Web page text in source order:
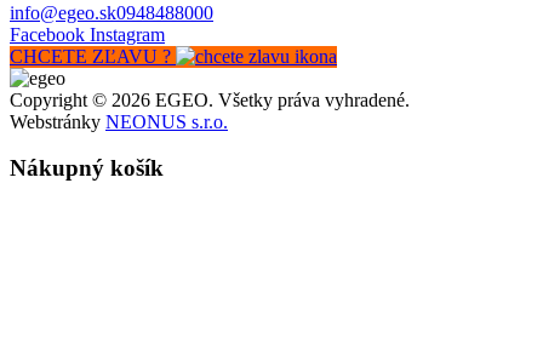
info@egeo.sk0948488000
Facebook Instagram
CHCETE ZĽAVU ?
Copyright © 2026 EGEO. Všetky práva vyhradené.
Webstránky NEONUS s.r.o.
Nákupný košík